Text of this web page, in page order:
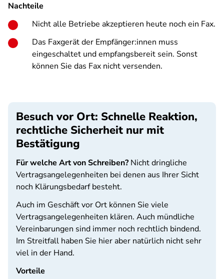
Nachteile
Nicht alle Betriebe akzeptieren heute noch ein Fax.
Das Faxgerät der Empfänger:innen muss
eingeschaltet und empfangsbereit sein. Sonst
können Sie das Fax nicht versenden.
Besuch vor Ort: Schnelle Reaktion,
rechtliche Sicherheit nur mit
Bestätigung
Für welche Art von Schreiben? Nicht dringliche
Vertragsangelegenheiten bei denen aus Ihrer Sicht
noch Klärungsbedarf besteht.
Auch im Geschäft vor Ort können Sie viele
Vertragsangelegenheiten klären. Auch mündliche
Vereinbarungen sind immer noch rechtlich bindend.
Im Streitfall haben Sie hier aber natürlich nicht sehr
viel in der Hand.
Vorteile